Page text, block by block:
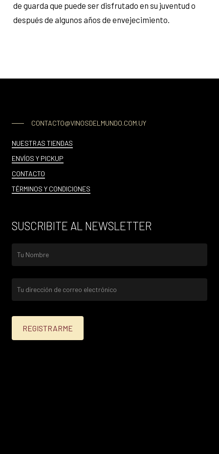
de guarda que puede ser disfrutado en su juventud o
después de algunos años de envejecimiento.
CONTACTO@VINOSDELMUNDO.COM.UY
NUESTRAS TIENDAS
ENVÍOS Y PICKUP
CONTACTO
TÉRMINOS Y CONDICIONES
SUSCRIBITE AL NEWSLETTER